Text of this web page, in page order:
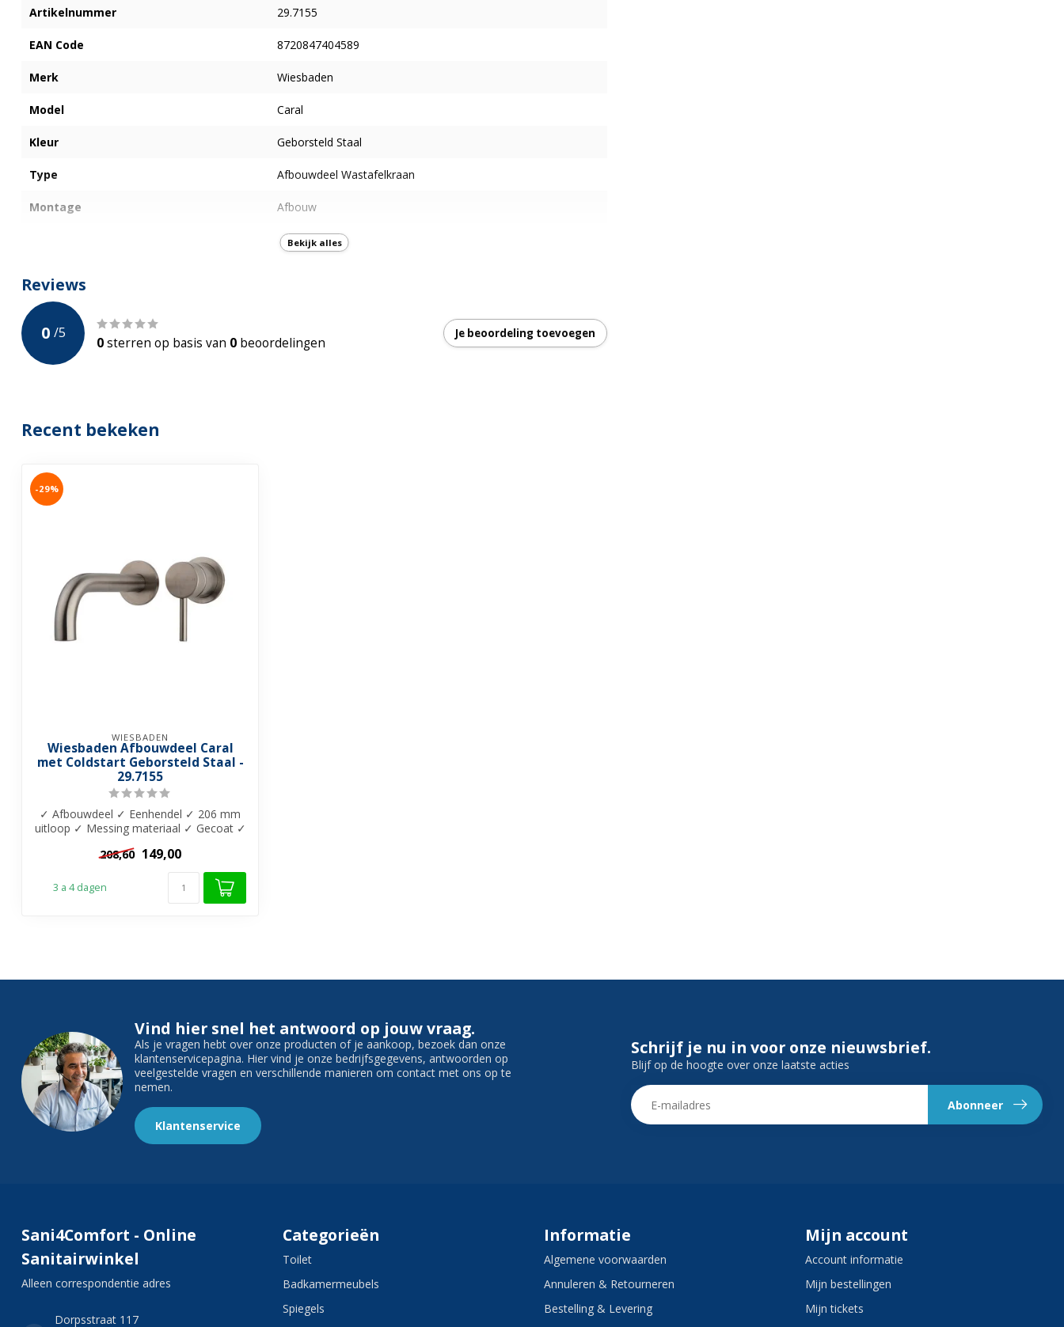
Artikelnummer 29.7155
EAN Code 8720847404589
Merk Wiesbaden
Model Caral
Kleur Geborsteld Staal
Type Afbouwdeel Wastafelkraan
Montage Afbouw
Eenhendel
Lengte uitloop
Hoogte Uitloop xxx
Maximale Bladdikte
Garantie
Bekijk alles
Reviews
0 /5
0sterren op basis van 0 beoordelingen
Je beoordeling toevoegen
Recent bekeken
-29%
WIESBADEN
Wiesbaden Afbouwdeel Caral
met Coldstart Geborsteld Staal -
29.7155
✓ Afbouwdeel ✓ Eenhendel ✓ 206 mm
uitloop ✓ Messing materiaal ✓ Gecoat ✓
208,60 149,00
3 a 4 dagen
Vind hier snel het antwoord op jouw vraag.
Als je vragen hebt over onze producten of je aankoop, bezoek dan onze
klantenservicepagina. Hier vind je onze bedrijfsgegevens, antwoorden op
veelgestelde vragen en verschillende manieren om contact met ons op te
nemen.
Klantenservice
Schrijf je nu in voor onze nieuwsbrief.
Blijf op de hoogte over onze laatste acties
Abonneer
Sani4Comfort - Online
Sanitairwinkel
Alleen correspondentie adres
Dorpsstraat 117
Categorieën
Toilet
Badkamermeubels
Spiegels
Informatie
Algemene voorwaarden
Annuleren & Retourneren
Bestelling & Levering
Mijn account
Account informatie
Mijn bestellingen
Mijn tickets